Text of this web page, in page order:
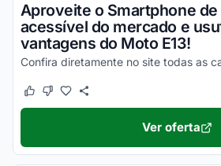
Aproveite o Smartphone
acessível do mercado e
vantagens do Moto E13!
Este cupom funcionou
Este cupom não funcionou
Ver oferta